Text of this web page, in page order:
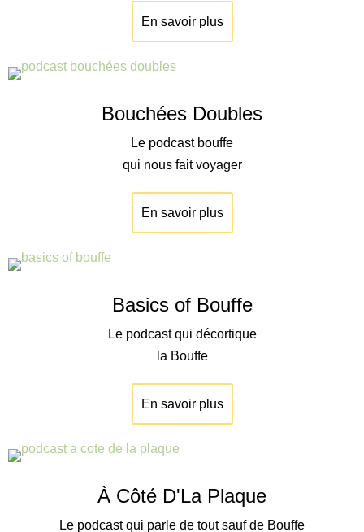
En savoir plus
Bouchées Doubles
Le podcast bouffe
qui nous fait voyager
En savoir plus
Basics of Bouffe
Le podcast qui décortique
la Bouffe
En savoir plus
À Côté D'La Plaque
Le podcast qui parle de tout sauf de Bouffe